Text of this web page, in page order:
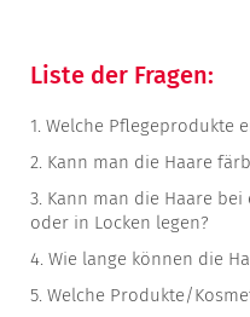
Liste der Fragen:
1. Welche Pflegeprodukte
2. Kann man die Haare
3. Kann man die Haare
oder in Locken legen?
4. Wie lange können die
5. Welche Produkte/